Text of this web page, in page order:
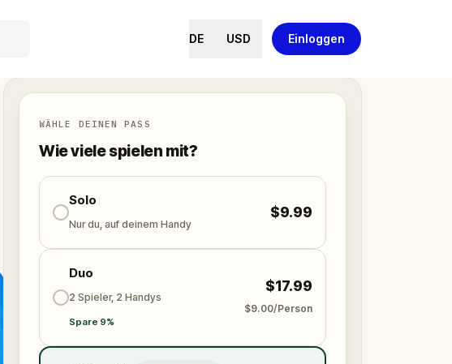
DE USD Einloggen
WÄHLE DEINEN PASS
Wie viele spielen mit?
Solo
Nur du, auf deinem Handy
$9.99
Duo
2 Spieler, 2 Handys
Spare 9%
$17.99
$9.00/Person